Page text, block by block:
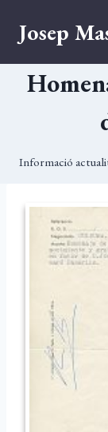
contingut
Josep
Informació